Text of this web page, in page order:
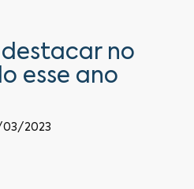
no
esse ano
03/2023